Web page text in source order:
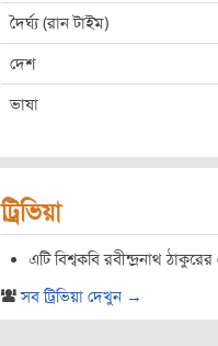
দৈর্ঘ্য (রান টাইম)
দেশ
ভাষা
ট্রিভিয়া
এটি বিশ্বকবি রবীন্দ্রনাথ
সব ট্রিভিয়া দেখুন →